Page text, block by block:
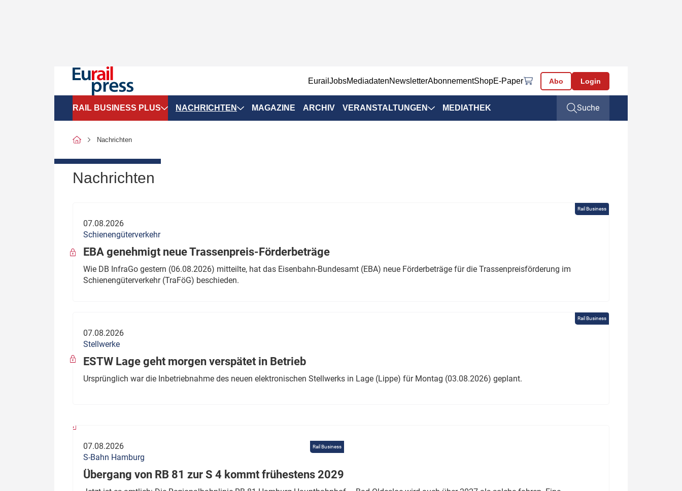
EurailJobsMediadatenNewsletterAbonnementShopE-Paper Abo Login
RAIL BUSINESS PLUS
SPNV-Marktdaten
Politik
Verbände: Wer spricht für
wen?
Thema des Monats
Dossier: Generalsanierung
Dossier: ETCS
NACHRICHTEN
Infrastruktur & Ausrüstung
ÖPNV
MAGAZINE ARCHIV VERANSTALTUNGEN MEDIATHEK Suche
Nachrichten
Nachrichten
Rail Business
07.08.2026
Schienengüterverkehr
EBA genehmigt neue Trassenpreis-Förderbeträge
Wie DB InfraGo gestern (06.08.2026) mitteilte, hat das Eisenbahn-Bundesamt (EBA) neue Förderbeträge für die Trassenpreisförderung im
Schienengüterverkehr (TraFöG) beschieden.
Rail Business
07.08.2026
Stellwerke
ESTW Lage geht morgen verspätet in Betrieb
Ursprünglich war die Inbetriebnahme des neuen elektronischen Stellwerks in Lage (Lippe) für Montag (03.08.2026) geplant.
Rail Business
07.08.2026
S-Bahn Hamburg
Übergang von RB 81 zur S 4 kommt frühestens 2029